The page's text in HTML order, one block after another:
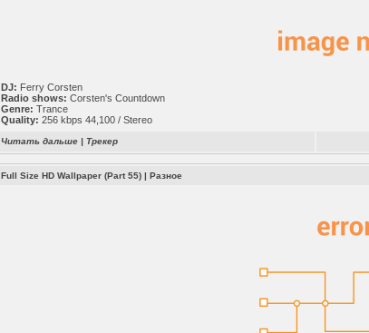
DJ: Ferry Corsten
Radio shows:Corsten's Countdown
Genre: Trance
Quality: 256 kbps 44,100 / Stereo
Читать дальше |Трекер
Full Size HD Wallpaper (Part 55) |Разное